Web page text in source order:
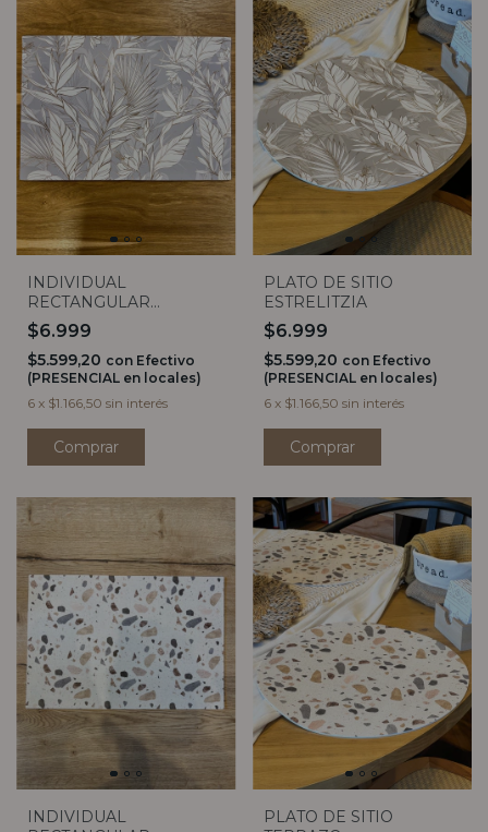
INDIVIDUAL
RECTANGULAR
ESTRELITZIA
$6.999
$5.599,20 con Efectivo
(PRESENCIAL en locales)
6 x $1.166,50 sin interés
PLATO DE SITIO
ESTRELITZIA
$6.999
$5.599,20 con Efectivo
(PRESENCIAL en locales)
6 x $1.166,50 sin interés
INDIVIDUAL
PLATO DE SITIO